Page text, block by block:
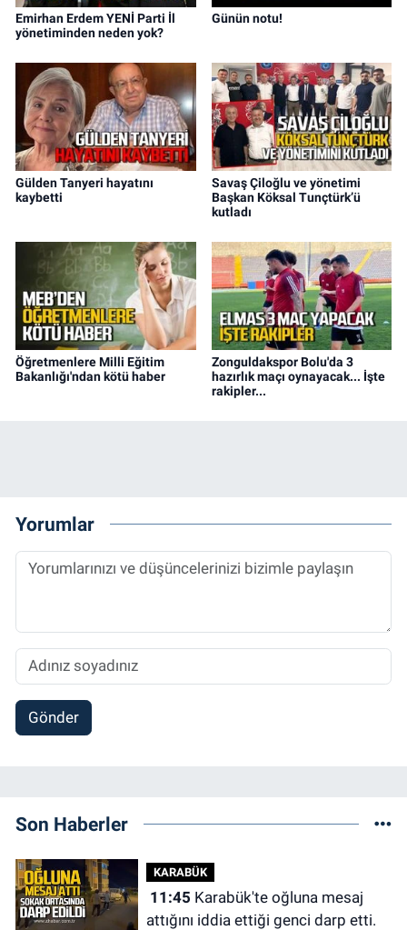
Emirhan Erdem YENİ Parti İl
yönetiminden neden yok?
Günün notu!
Gülden Tanyeri hayatını
kaybetti
Savaş Çiloğlu ve yönetimi
Başkan Köksal Tunçtürk’ü
kutladı
Öğretmenlere Milli Eğitim
Bakanlığı'ndan kötü haber
Zonguldakspor Bolu'da 3
hazırlık maçı oynayacak... İşte
rakipler...
Yorumlar
Gönder
Son Haberler
KARABÜK
11:45
attığını iddia ettiği genci darp etti.